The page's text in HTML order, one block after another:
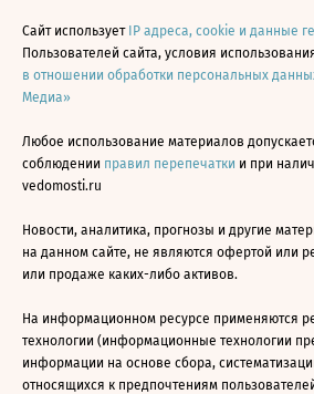
Сайт использует IP адреса, cookie и данные
Пользователей сайта, условия
в отношении обработки персональных
Медиа»
Любое использование материалов
соблюдении правил перепечатки и при
vedomosti.ru
Новости, аналитика, прогнозы и другие
на данном сайте, не являются офертой или
или продаже каких-либо активов.
На информационном ресурсе применяются
технологии (информационные технологии
информации на основе сбора,
относящихся к предпочтениям